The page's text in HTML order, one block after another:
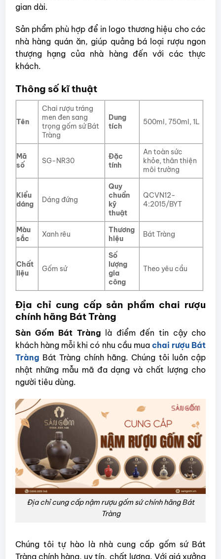
gian dài.
Sản phẩm phù hợp để in logo thương hiệu cho các
nhà hàng quán ăn, giúp quảng bá loại rượu ngon
thượng hạng của nhà hàng đến với các thực
khách.
Thông số kĩ thuật
Tên
Chai rượu tráng
men đen sang
trọng gốm sứ Bát
Tràng
Dung
tích
500ml, 750ml, 1L
Mã
số
SG-NR30
Đặc
tính
An toàn sức
khỏe, thân thiện
môi trường
Kiểu
dáng
Dáng đứng
Quy
chuẩn
kỹ
thuật
QCVN12-
4:2015/BYT
Màu
sắc
Xanh rêu
Thương
hiệu
Bát Tràng
Chất
liệu
Gốm sứ
Số
lượng
gia
công
Theo yêu cầu
Địa chỉ cung cấp sản phẩm chai rượu
chính hãng Bát Tràng
Sàn Gốm Bát Tràng
là điểm đến tin cậy cho
khách hàng mỗi khi có nhu cầu mua chai rượu Bát
Tràng Bát Tràng chính hãng. Chúng tôi luôn cập
nhật những mẫu mã đa dạng và chất lượng cho
người tiêu dùng.
Địa chỉ cung cấp nậm rượu gốm sứ chính hãng Bát
Tràng
Chúng tôi tự hào là nhà cung cấp gốm sứ Bát
Tràng chính hàng, uy tín, chất lượng. Với giá xưởng